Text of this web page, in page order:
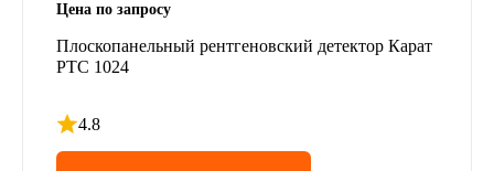
Цена по запросу
Плоскопанельный рентгеновский детектор Карат
РТС 1024
4.8
Рейтинг 4.8 из 5